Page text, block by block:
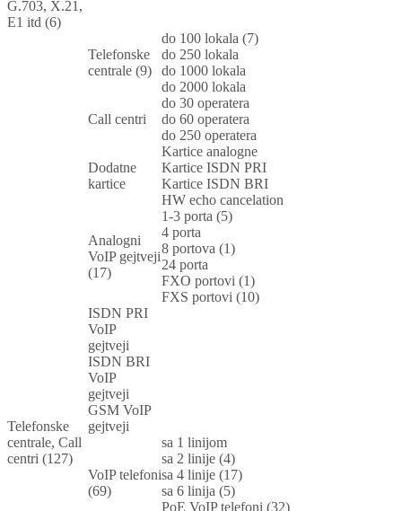
G.703, X.21,
E1 itd (6)
Telefonske
centrale, Call
centri (127)
Telefonske
centrale (9)
do 100 lokala (7)
do 250 lokala
do 1000 lokala
do 2000 lokala
Call centri
do 30 operatera
do 60 operatera
do 250 operatera
Dodatne
kartice
Kartice analogne
Kartice ISDN PRI
Kartice ISDN BRI
HW echo cancelation
Analogni
VoIP gejtveji
(17)
1-3 porta (5)
4 porta
8 portova (1)
24 porta
FXO portovi (1)
FXS portovi (10)
ISDN PRI
VoIP
gejtveji
ISDN BRI
VoIP
gejtveji
GSM VoIP
gejtveji
VoIP telefoni
(69)
sa 1 linijom
sa 2 linije (4)
sa 4 linije (17)
sa 6 linija (5)
PoE VoIP telefoni (32)